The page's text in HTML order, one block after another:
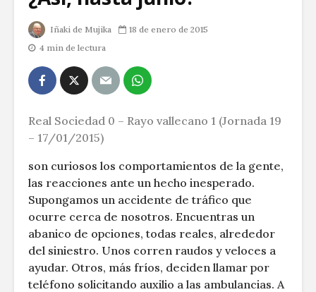
Iñaki de Mujika
18 de enero de 2015
4 min de lectura
Real Sociedad 0 – Rayo vallecano 1 (Jornada 19
– 17/01/2015)
son curiosos los comportamientos de la gente,
las reacciones ante un hecho inesperado.
Supongamos un accidente de tráfico que
ocurre cerca de nosotros. Encuentras un
abanico de opciones, todas reales, alrededor
del siniestro. Unos corren raudos y veloces a
ayudar. Otros, más fríos, deciden llamar por
teléfono solicitando auxilio a las ambulancias. A